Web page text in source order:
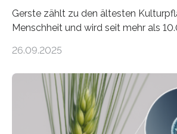
Gerste zählt zu den ältesten
Menschheit und wird seit mehr als
einzigen Ort domestiziert wurde. Eine
Instituts für Pflanzengenetik und
Kulturpflanzenforschung (IPK) zeigt,
Gerste aus verschiedenen
sogenannten Fruchtbaren Halbmond
26.09.2025